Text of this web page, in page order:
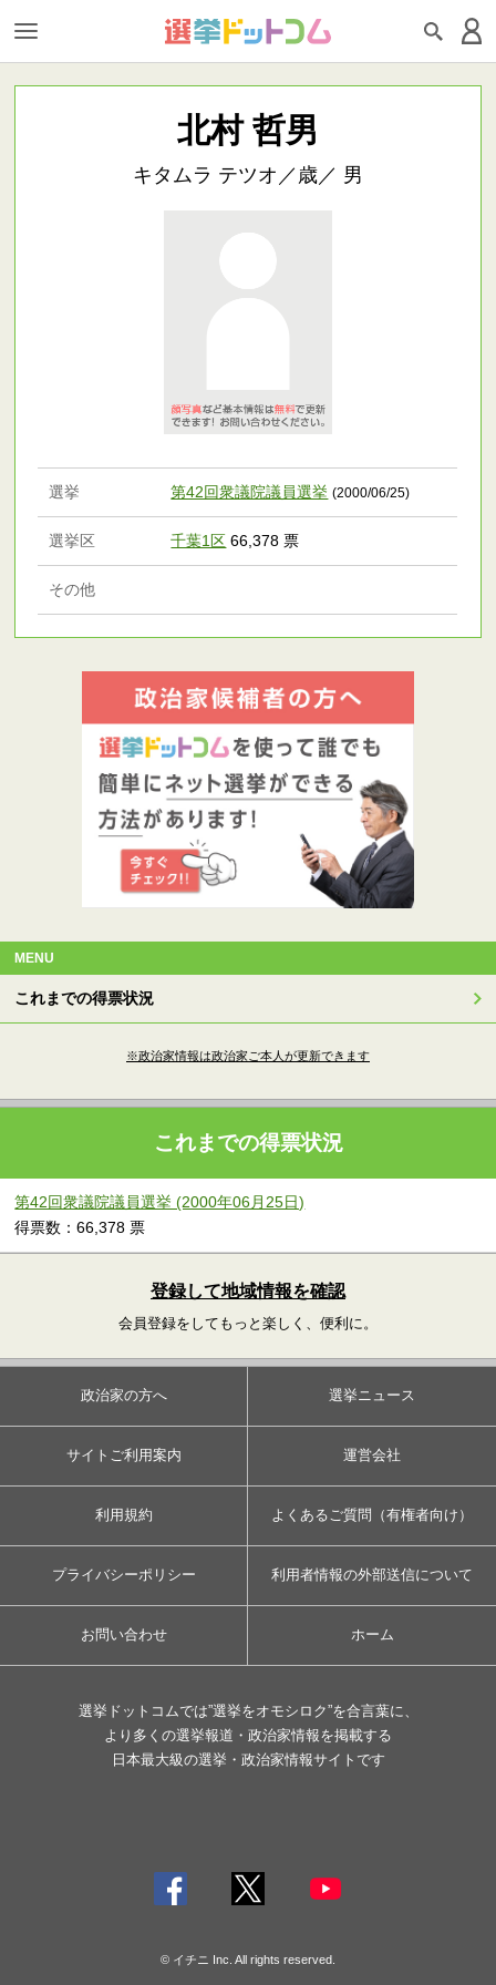
北村 哲男
キタムラ テツオ／歳／ 男
選挙 第42回衆議院議員選挙 (2000/06/25)
選挙区 千葉1区 66,378 票
その他
MENU
これまでの得票状況
※政治家情報は政治家ご本人が更新できます
これまでの得票状況
第42回衆議院議員選挙 (2000年06月25日)
得票数：66,378 票
登録して地域情報を確認
会員登録をしてもっと楽しく、便利に。
政治家の方へ 選挙ニュース
サイトご利用案内 運営会社
利用規約 よくあるご質問（有権者向け）
プライバシーポリシー 利用者情報の外部送信について
お問い合わせ ホーム
選挙ドットコムでは”選挙をオモシロク”を合言葉に、
より多くの選挙報道・政治家情報を掲載する
日本最大級の選挙・政治家情報サイトです
© イチニ Inc. All rights reserved.